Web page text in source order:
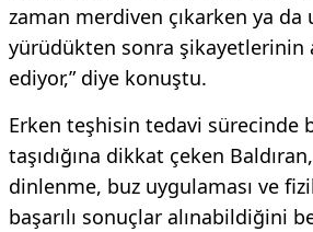
zaman merdiven çıkarken ya da
yürüdükten sonra şikayetlerinin
ediyor,” diye konuştu.
Erken teşhisin tedavi sürecinde
taşıdığına dikkat çeken
dinlenme, buz uygulaması ve
başarılı sonuçlar alınabildiğini